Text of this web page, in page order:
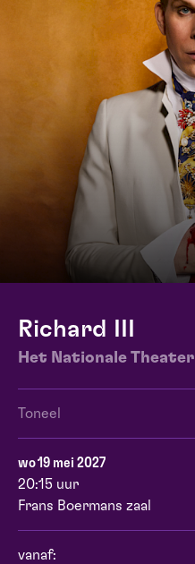
Richard III
Het Nationale Theater
Toneel
wo 19 mei 2027
20:15 uur
Frans Boermans zaal
vanaf: